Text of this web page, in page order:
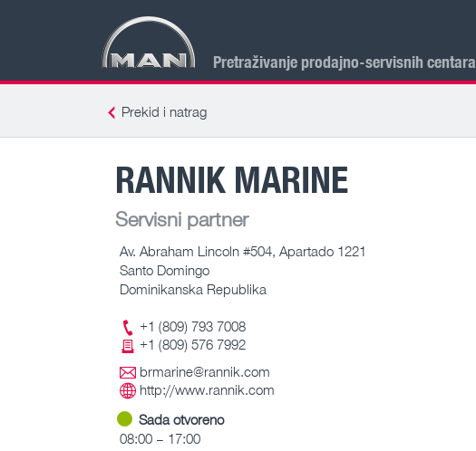
Pretraživanje prodajno-servisnih centara
Prekid i natrag
RANNIK MARINE
Servisni partner
Av. Abraham Lincoln #504, Apartado 1221
Santo Domingo
Dominikanska Republika
+1 (809) 793 7008
+1 (809) 576 7992
brmarine@rannik.com
http://www.rannik.com
Sada otvoreno
08:00 – 17:00